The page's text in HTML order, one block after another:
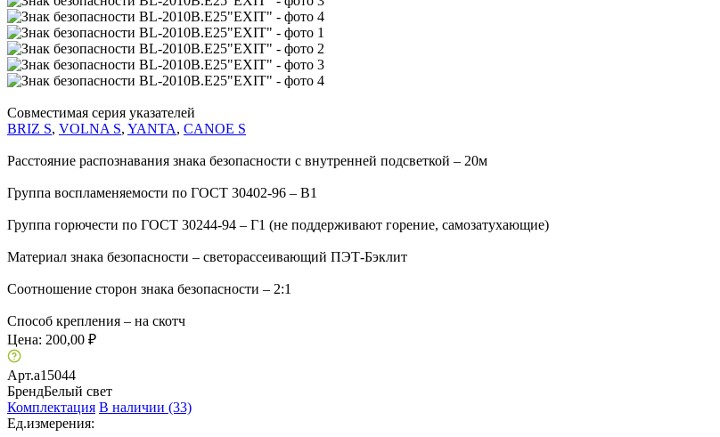
Совместимая серия указателей
BRIZ S, VOLNA S, YANTA, CANOE S
Расстояние распознавания знака безопасности с внутренней подсветкой – 20м
Группа воспламеняемости по ГОСТ 30402-96 – В1
Группа горючести по ГОСТ 30244-94 – Г1 (не поддерживают горение, самозатухающие)
Материал знака безопасности – светорассеивающий ПЭТ-Бэклит
Соотношение сторон знака безопасности – 2:1
Способ крепления – на скотч
Цена: 200,00 ₽
Арт.a15044
БрендБелый свет
Комплектация В наличии (33)
Ед.измерения: